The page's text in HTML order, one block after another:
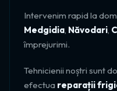
Intervenim rapid la
Medgidia, Năvodari,
împrejurimi.
Tehnicienii noștri sunt
efectua reparații